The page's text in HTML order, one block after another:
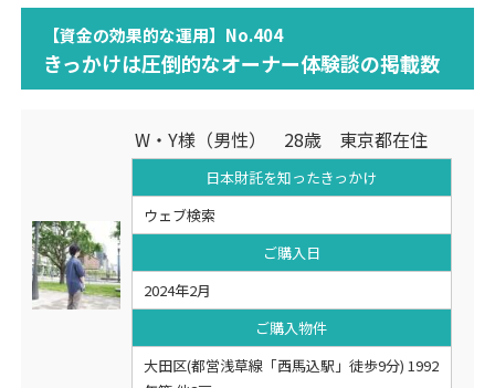
【資金の効果的な運用】No.404
きっかけは圧倒的なオーナー体験談の掲載数
W・Y様（男性） 28歳 東京都在住
日本財託を知ったきっかけ
ウェブ検索
ご購入日
2024年2月
ご購入物件
大田区(都営浅草線「西馬込駅」徒歩9分) 1992